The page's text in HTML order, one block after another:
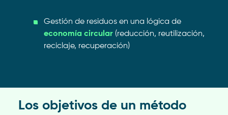
Gestión de residuos en una lógica de
economía circular(reducción, reutilización,
reciclaje, recuperación)
Los objetivos de un método